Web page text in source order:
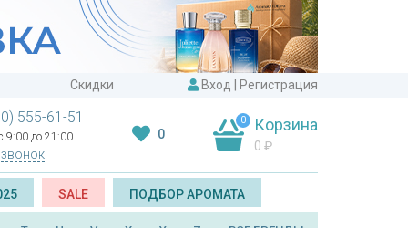
Скидки Вход Регистрация
555-61-51
9:00 до 21:00 0
0 Корзина
0 ₽
SALE ПОДБОР АРОМАТА